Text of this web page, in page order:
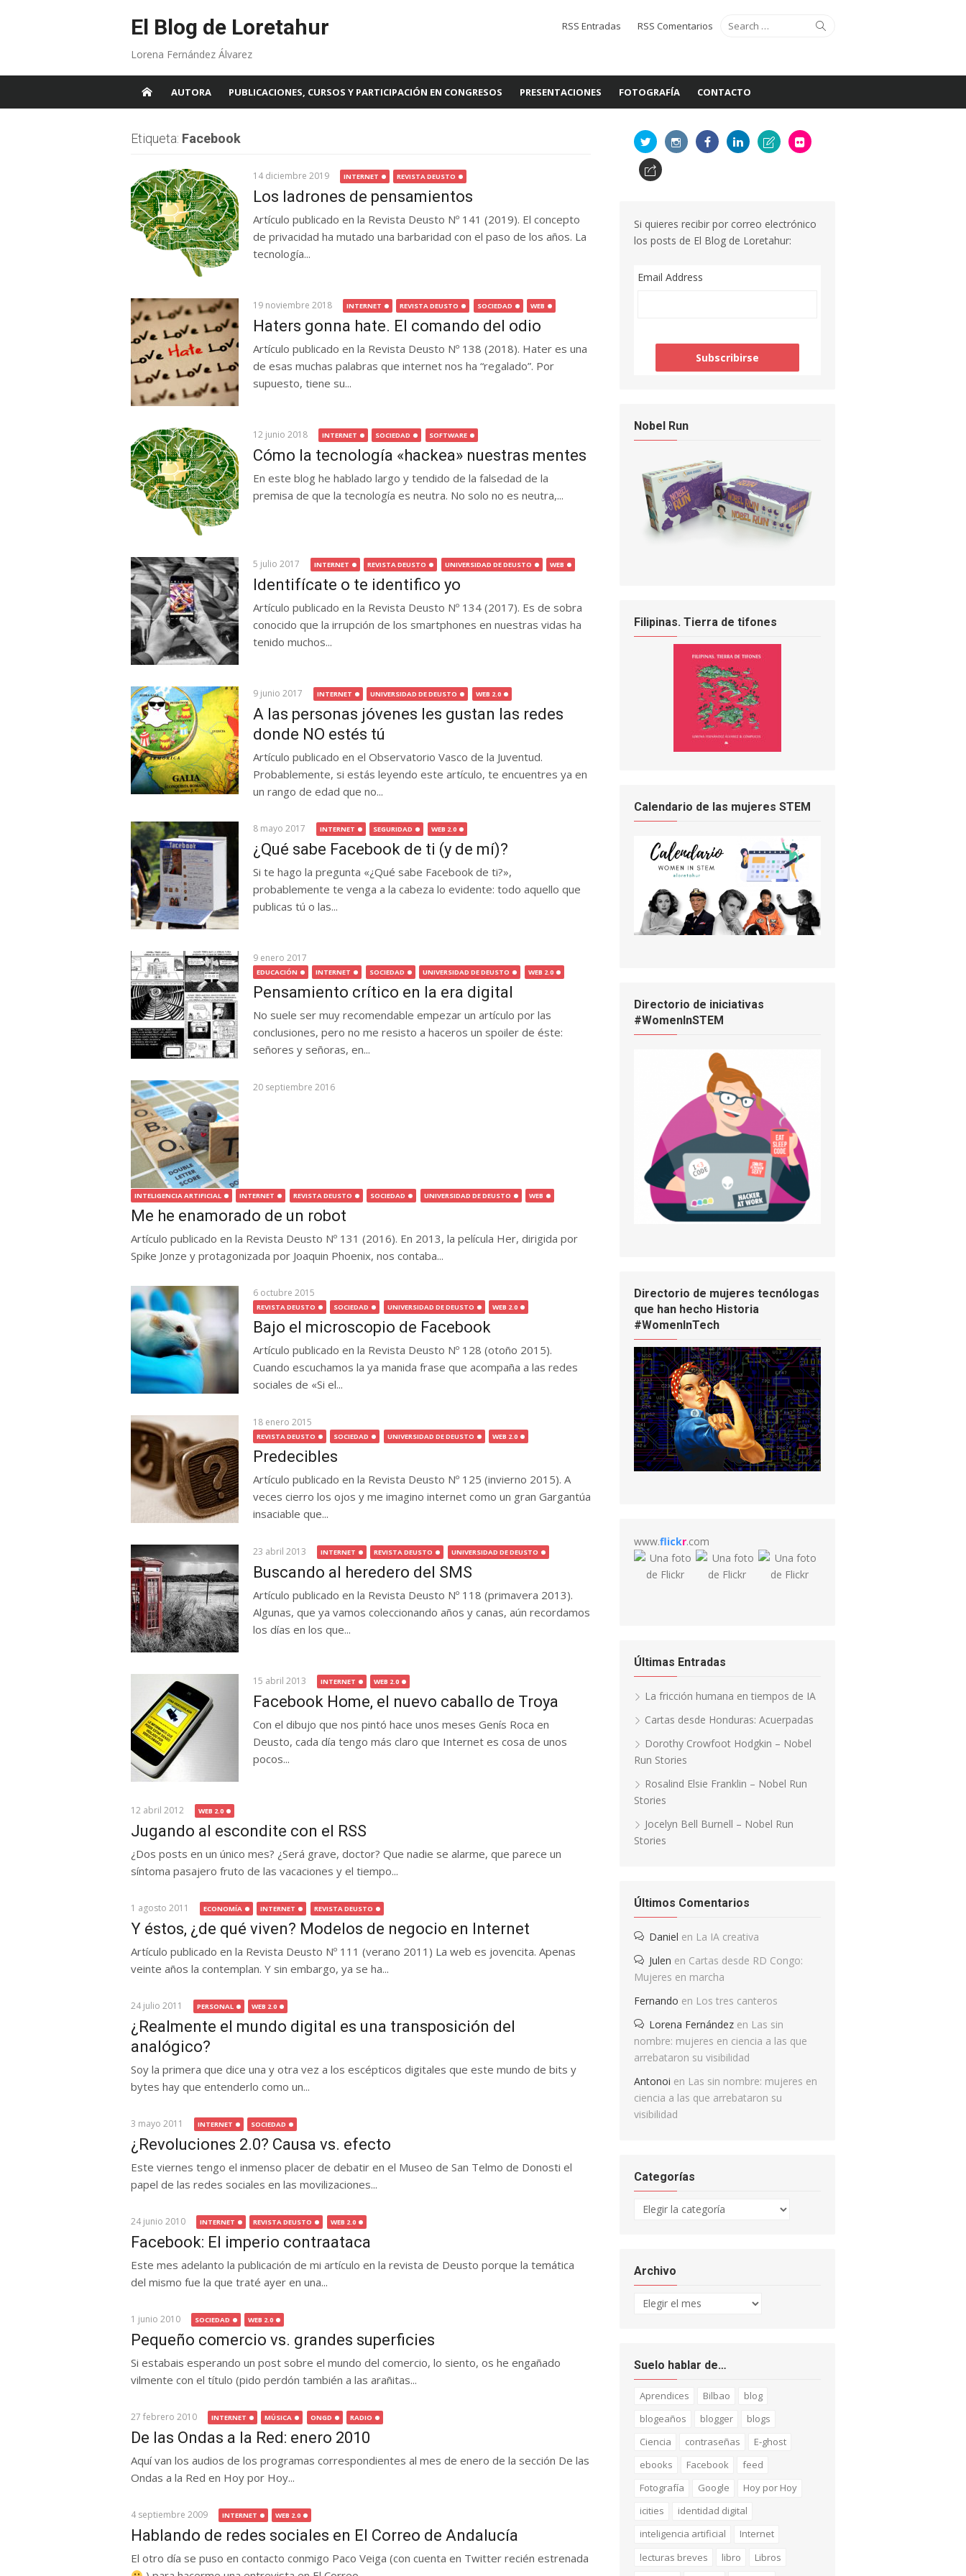
El Blog de Loretahur
Lorena Fernández Álvarez
Search
for:
RSS Entradas RSS Comentarios
AUTORA PUBLICACIONES, CURSOS Y PARTICIPACIÓN EN CONGRESOS PRESENTACIONES FOTOGRAFÍA CONTACTO
Etiqueta: Facebook
14 diciembre 2019 INTERNET REVISTA DEUSTO
Los ladrones de pensamientos
Artículo publicado en la Revista Deusto Nº 141 (2019). El concepto
de privacidad ha mutado una barbaridad con el paso de los años. La
tecnología...
19 noviembre 2018 INTERNET REVISTA DEUSTO SOCIEDAD WEB
Haters gonna hate. El comando del odio
Artículo publicado en la Revista Deusto Nº 138 (2018). Hater es una
de esas muchas palabras que internet nos ha “regalado”. Por
supuesto, tiene su...
12 junio 2018 INTERNET SOCIEDAD SOFTWARE
Cómo la tecnología «hackea» nuestras mentes
En este blog he hablado largo y tendido de la falsedad de la
premisa de que la tecnología es neutra. No solo no es neutra,...
5 julio 2017 INTERNET REVISTA DEUSTO UNIVERSIDAD DE DEUSTO WEB
Identifícate o te identifico yo
Artículo publicado en la Revista Deusto Nº 134 (2017). Es de sobra
conocido que la irrupción de los smartphones en nuestras vidas ha
tenido muchos...
9 junio 2017 INTERNET UNIVERSIDAD DE DEUSTO WEB 2.0
A las personas jóvenes les gustan las redes
donde NO estés tú
Artículo publicado en el Observatorio Vasco de la Juventud.
Probablemente, si estás leyendo este artículo, te encuentres ya en
un rango de edad que no...
8 mayo 2017 INTERNET SEGURIDAD WEB 2.0
¿Qué sabe Facebook de ti (y de mí)?
Si te hago la pregunta «¿Qué sabe Facebook de ti?»,
probablemente te venga a la cabeza lo evidente: todo aquello que
publicas tú o las...
9 enero 2017
EDUCACIÓN INTERNET SOCIEDAD UNIVERSIDAD DE DEUSTO WEB 2.0
Pensamiento crítico en la era digital
No suele ser muy recomendable empezar un artículo por las
conclusiones, pero no me resisto a haceros un spoiler de éste:
señores y señoras, en...
20 septiembre 2016
INTELIGENCIA ARTIFICIAL INTERNET REVISTA DEUSTO SOCIEDAD UNIVERSIDAD DE DEUSTO WEB
Me he enamorado de un robot
Artículo publicado en la Revista Deusto Nº 131 (2016). En 2013, la película Her, dirigida por
Spike Jonze y protagonizada por Joaquin Phoenix, nos contaba...
6 octubre 2015
REVISTA DEUSTO SOCIEDAD UNIVERSIDAD DE DEUSTO WEB 2.0
Bajo el microscopio de Facebook
Artículo publicado en la Revista Deusto Nº 128 (otoño 2015).
Cuando escuchamos la ya manida frase que acompaña a las redes
sociales de «Si el...
18 enero 2015
REVISTA DEUSTO SOCIEDAD UNIVERSIDAD DE DEUSTO WEB 2.0
Predecibles
Artículo publicado en la Revista Deusto Nº 125 (invierno 2015). A
veces cierro los ojos y me imagino internet como un gran Gargantúa
insaciable que...
23 abril 2013 INTERNET REVISTA DEUSTO UNIVERSIDAD DE DEUSTO
Buscando al heredero del SMS
Artículo publicado en la Revista Deusto Nº 118 (primavera 2013).
Algunas, que ya vamos coleccionando años y canas, aún recordamos
los días en los que...
15 abril 2013 INTERNET WEB 2.0
Facebook Home, el nuevo caballo de Troya
Con el dibujo que nos pintó hace unos meses Genís Roca en
Deusto, cada día tengo más claro que Internet es cosa de unos
pocos...
12 abril 2012 WEB 2.0
Jugando al escondite con el RSS
¿Dos posts en un único mes? ¿Será grave, doctor? Que nadie se alarme, que parece un
síntoma pasajero fruto de las vacaciones y el tiempo...
1 agosto 2011 ECONOMÍA INTERNET REVISTA DEUSTO
Y éstos, ¿de qué viven? Modelos de negocio en Internet
Artículo publicado en la Revista Deusto Nº 111 (verano 2011) La web es jovencita. Apenas
veinte años la contemplan. Y sin embargo, ya se ha...
24 julio 2011 PERSONAL WEB 2.0
¿Realmente el mundo digital es una transposición del
analógico?
Soy la primera que dice una y otra vez a los escépticos digitales que este mundo de bits y
bytes hay que entenderlo como un...
3 mayo 2011 INTERNET SOCIEDAD
¿Revoluciones 2.0? Causa vs. efecto
Este viernes tengo el inmenso placer de debatir en el Museo de San Telmo de Donosti el
papel de las redes sociales en las movilizaciones...
24 junio 2010 INTERNET REVISTA DEUSTO WEB 2.0
Facebook: El imperio contraataca
Este mes adelanto la publicación de mi artículo en la revista de Deusto porque la temática
del mismo fue la que traté ayer en una...
1 junio 2010 SOCIEDAD WEB 2.0
Pequeño comercio vs. grandes superficies
Si estabais esperando un post sobre el mundo del comercio, lo siento, os he engañado
vilmente con el título (pido perdón también a las arañitas...
27 febrero 2010 INTERNET MÚSICA ONGD RADIO
De las Ondas a la Red: enero 2010
Aquí van los audios de los programas correspondientes al mes de enero de la sección De las
Ondas a la Red en Hoy por Hoy...
4 septiembre 2009 INTERNET WEB 2.0
Hablando de redes sociales en El Correo de Andalucía
El otro día se puso en contacto conmigo Paco Veiga (con cuenta en Twitter recién estrenada
Si quieres recibir por correo electrónico
los posts de El Blog de Loretahur:
Email Address
Nobel Run
Filipinas. Tierra de tifones
Calendario de las mujeres STEM
Directorio de iniciativas
#WomenInSTEM
Directorio de mujeres tecnólogas
que han hecho Historia
#WomenInTech
www.flickr.com
Últimas Entradas
La fricción humana en tiempos de IA
Cartas desde Honduras: Acuerpadas
Dorothy Crowfoot Hodgkin – Nobel
Run Stories
Rosalind Elsie Franklin – Nobel Run
Stories
Jocelyn Bell Burnell – Nobel Run
Stories
Últimos Comentarios
Daniel en La IA creativa
Julen en Cartas desde RD Congo:
Mujeres en marcha
Fernando en Los tres canteros
Lorena Fernández en Las sin
nombre: mujeres en ciencia a las que
arrebataron su visibilidad
Antonoi en Las sin nombre: mujeres en
ciencia a las que arrebataron su
visibilidad
Categorías
Categorías
Archivo
Archivo
Suelo hablar de…
Aprendices Bilbao
blog
blogeaños
blogger
blogs
Ciencia
contraseñas
E-ghost
ebooks
Facebook
feed
Fotografía
Google
Hoy por Hoy
icities
identidad digital
inteligencia artificial
Internet
lecturas breves
libro
Libros